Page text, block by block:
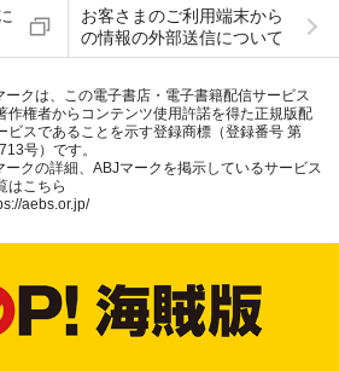
お客さまのご利用端末から
の情報の外部送信について
ークは、この電子書店・電子書籍配信サービス
作権者からコンテンツ使用許諾を得た正規版配
ビスであることを示す登録商標（登録番号 第
号）です。
ークの詳細、ABJマークを掲示しているサービス
はこちら
aebs.or.jp/